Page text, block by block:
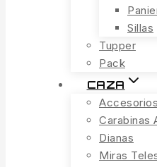
Sillas
Tupper
Pack
CAZA
Carabinas
Dianas
Miras